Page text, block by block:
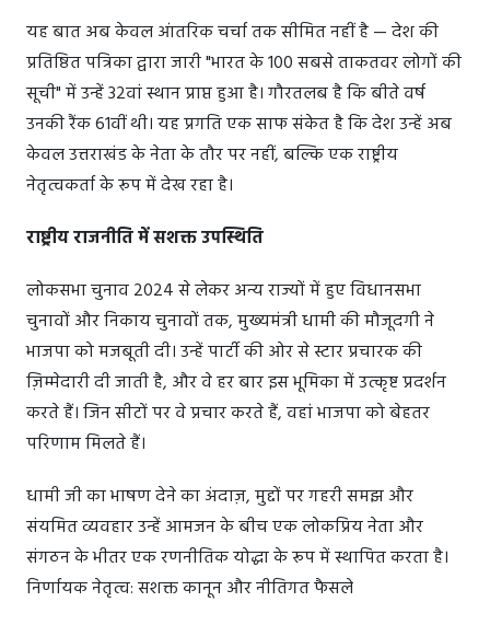
यह बात अब केवल आंतरिक चर्चा तक सीमित नहीं है — देश की
प्रतिष्ठित पत्रिका द्वारा जारी "भारत के 100 सबसे ताकतवर लोगों की
सूची" में उन्हें 32वां स्थान प्राप्त हुआ है। गौरतलब है कि बीते वर्ष
उनकी रैंक 61वीं थी। यह प्रगति एक साफ संकेत है कि देश उन्हें अब
केवल उत्तराखंड के नेता के तौर पर नहीं, बल्कि एक राष्ट्रीय
नेतृत्वकर्ता के रूप में देख रहा है।
राष्ट्रीय राजनीति में सशक्त उपस्थिति
लोकसभा चुनाव 2024 से लेकर अन्य राज्यों में हुए विधानसभा
चुनावों और निकाय चुनावों तक, मुख्यमंत्री धामी की मौजूदगी ने
भाजपा को मजबूती दी। उन्हें पार्टी की ओर से स्टार प्रचारक की
ज़िम्मेदारी दी जाती है, और वे हर बार इस भूमिका में उत्कृष्ट प्रदर्शन
करते हैं। जिन सीटों पर वे प्रचार करते हैं, वहां भाजपा को बेहतर
परिणाम मिलते हैं।
धामी जी का भाषण देने का अंदाज़, मुद्दों पर गहरी समझ और
संयमित व्यवहार उन्हें आमजन के बीच एक लोकप्रिय नेता और
संगठन के भीतर एक रणनीतिक योद्धा के रूप में स्थापित करता है।
निर्णायक नेतृत्व: सशक्त कानून और नीतिगत फैसले